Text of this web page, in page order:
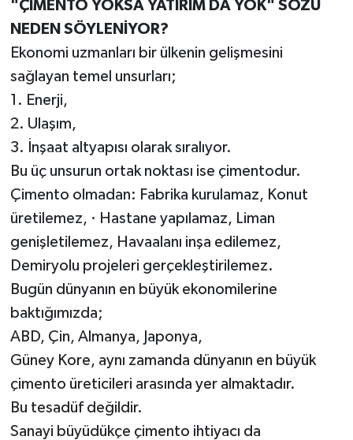
"ÇİMENTO YOKSA YATIRIM DA YOK" SÖZÜ
NEDEN SÖYLENİYOR?
Ekonomi uzmanları bir ülkenin gelişmesini
sağlayan temel unsurları;
1. Enerji,
2. Ulaşım,
3. İnşaat altyapısı olarak sıralıyor.
Bu üç unsurun ortak noktası ise çimentodur.
Çimento olmadan: Fabrika kurulamaz, Konut
üretilemez, · Hastane yapılamaz, Liman
genişletilemez, Havaalanı inşa edilemez,
Demiryolu projeleri gerçekleştirilemez.
Bugün dünyanın en büyük ekonomilerine
baktığımızda;
ABD, Çin, Almanya, Japonya,
Güney Kore, aynı zamanda dünyanın en büyük
çimento üreticileri arasında yer almaktadır.
Bu tesadüf değildir.
Sanayi büyüdükçe çimento ihtiyacı da